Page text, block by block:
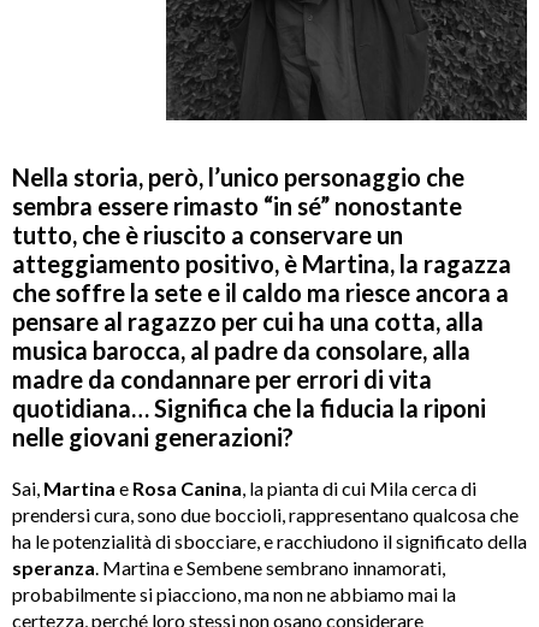
Nella storia, però, l’unico personaggio che
sembra essere rimasto “in sé” nonostante
tutto, che è riuscito a conservare un
atteggiamento positivo, è Martina, la ragazza
che soffre la sete e il caldo ma riesce ancora a
pensare al ragazzo per cui ha una cotta, alla
musica barocca, al padre da consolare, alla
madre da condannare per errori di vita
quotidiana… Significa che la fiducia la riponi
nelle giovani generazioni?
Sai, Martina e Rosa Canina , la pianta di cui Mila cerca di
prendersi cura, sono due boccioli, rappresentano qualcosa che
ha le potenzialità di sbocciare, e racchiudono il significato della
speranza . Martina e Sembene sembrano innamorati,
probabilmente si piacciono, ma non ne abbiamo mai la
certezza, perché loro stessi non osano considerare